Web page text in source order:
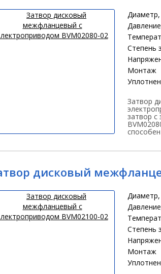
Степень
Монтаж
Затвор
затвор с
дисковый
Степень
Монтаж